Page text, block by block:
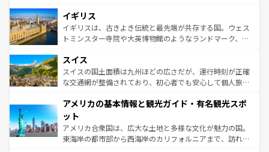
香り高いラベンダー畑など、多彩な楽しみ方が可能だ。さ
らに、パリ以外の地域にも魅力が溢れており、どの街角に
も豊かな歴史と文化が息づいている。パリ以外の個性あふ
を参照してほしい。
顔を持つこの国は、どこを歩いても飽きることがない。ベ
ルリンの文化的活気、バイエルン州のアルプスの絶景、そ
してライン川沿いのワイン畑といった風景は必見。ビール
は、お酒好きな人にはぜひ体験してほしい。 なお、新着の
ドイツ情報はコンテンツ一覧を参照してほしい。
イギリス
イギリスは、古きよき伝統と最先端が共存する国。ウェス
トミンスター寺院や大英博物館のようなランドマーク、歴
リアごとに異なる魅力がある。また、優雅なアフタヌーン
ティー、ビール好きにはたまらない英国パブ、サッカー観
戦など、本場だからこそできる体験も豊富。イギリスを旅
ンツ一覧を参照してほしい。
スイス
スイスの国土面積は九州ほどの広さだが、運行時刻が正確
な交通網が整備されており、初心者でも安心して個人旅行
の建物がそのまま残る町や、スイスならではのユニークな
博物館もあり、アルプス観光だけでなく町歩きも満喫する
ことができる。国民の所得が高いため物価も高いが、旅行
者向けの交通パス提供のサービスもあり、うまく活用すれ
アメリカの基本情報と観光ガイド・有名観光スポ
ット
アメリカ合衆国は、広大な土地と多様な文化が魅力の国。
東海岸の都市部から西海岸のカリフォルニアまで、訪れる